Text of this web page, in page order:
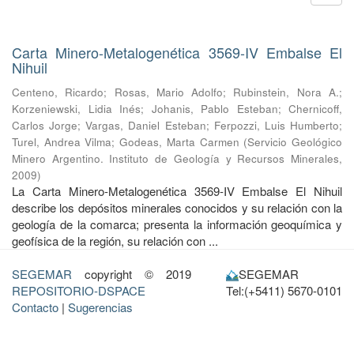
Carta Minero-Metalogenética 3569-IV Embalse El
Nihuil
Centeno, Ricardo; Rosas, Mario Adolfo; Rubinstein, Nora A.;
Korzeniewski, Lidia Inés; Johanis, Pablo Esteban; Chernicoff,
Carlos Jorge;Vargas, Daniel Esteban; Ferpozzi, Luis Humberto;
Turel, Andrea Vilma;Godeas, Marta Carmen (Servicio Geológico
Minero Argentino. Instituto de Geología y Recursos Minerales,
2009)
La Carta Minero-Metalogenética 3569-IV Embalse El Nihuil
describe los depósitos minerales conocidos y su relación con la
geología de la comarca; presenta la información geoquímica y
geofísica de la región, su relación con ...
SEGEMAR copyright © 2019
REPOSITORIO-DSPACE
Contacto | Sugerencias
SEGEMAR
Tel:(+5411) 5670-0101